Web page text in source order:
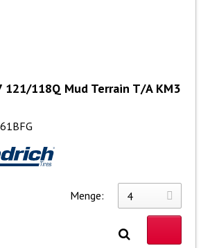
121/118Q Mud Terrain T/A KM3
Menge: